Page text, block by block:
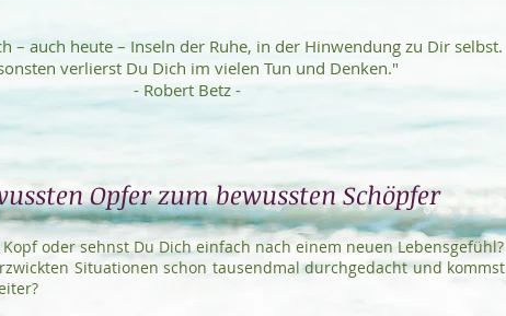
Opfer zum bewussten Schöpfer
oder sehnst Du Dich einfach nach einem neuen Lebensgefühl?
Situationen schon tausendmal durchgedacht und kommst
– auch heute – Inseln der Ruhe, in der Hinwendung zu Dir selbst.
verlierst Du Dich im vielen Tun und Denken."
- Robert Betz -